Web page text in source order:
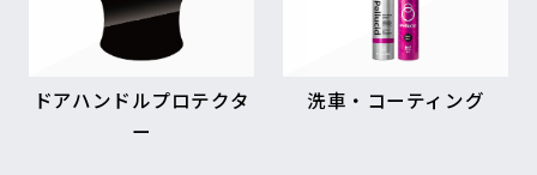
ドアハンドルプロテクタ
ー
洗車・コーティング